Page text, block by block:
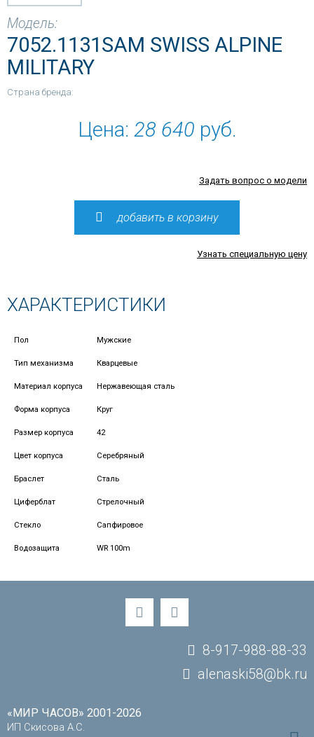
Модель:
7052.1131SAM SWISS ALPINE
MILITARY
Страна бренда:
Цена: 28 640 руб.
Задать вопрос о модели
добавить в корзину
Узнать специальную цену
ХАРАКТЕРИСТИКИ
Пол Мужские
Тип механизма Кварцевые
Материал корпуса Нержавеющая сталь
Форма корпуса Круг
Размер корпуса 42
Цвет корпуса Серебряный
Браслет Сталь
Циферблат Стрелочный
Стекло Сапфировое
Водозащита WR 100m
«МИР ЧАСОВ» 2001-2026
ИП Скисова А.С.
8-917-988-88-33
alenaski58@bk.ru